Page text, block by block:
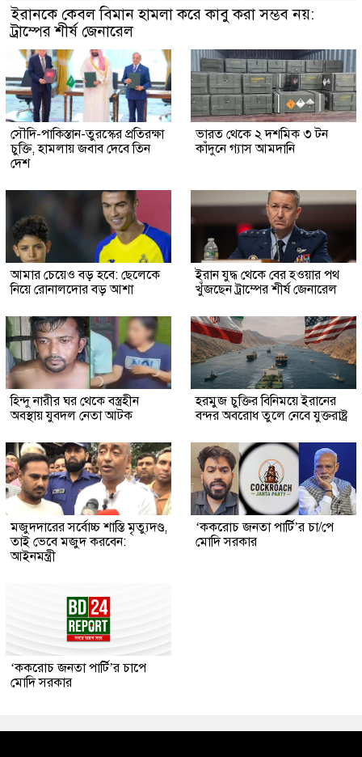
ইরানকে কেবল বিমান হামলা করে কাবু করা সম্ভব নয়:
ট্রাম্পের শীর্ষ জেনারেল
সৌদি-পাকিস্তান-তুরস্কের প্রতিরক্ষা
চুক্তি, হামলায় জবাব দেবে তিন
দেশ
ভারত থেকে ২ দশমিক ৩ টন
কাঁদুনে গ্যাস আমদানি
আমার চেয়েও বড় হবে: ছেলেকে
নিয়ে রোনালদোর বড় আশা
ইরান যুদ্ধ থেকে বের হওয়ার পথ
খুঁজছেন ট্রাম্পের শীর্ষ জেনারেল
হিন্দু নারীর ঘর থেকে বস্ত্রহীন
অবস্থায় যুবদল নেতা আটক
হরমুজ চুক্তির বিনিময়ে ইরানের
বন্দর অবরোধ তুলে নেবে যুক্তরাষ্ট্র
মজুদদারের সর্বোচ্চ শাস্তি মৃত্যুদণ্ড,
তাই ভেবে মজুদ করবেন:
আইনমন্ত্রী
‘ককরোচ জনতা পার্টি’র চা/পে
মোদি সরকার
‘ককরোচ জনতা পার্টি’র চাপে
মোদি সরকার